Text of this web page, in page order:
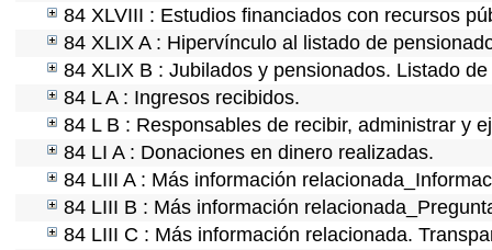
84 XLVIII : Estudios financiados con recursos
84 XLIX A : Hipervínculo al listado de
84 XLIX B : Jubilados y pensionados. Listado
84 L A : Ingresos recibidos.
84 L B : Responsables de recibir, administrar y
84 LI A : Donaciones en dinero realizadas.
84 LIII A : Más información
84 LIII B : Más información
84 LIII C : Más información relacionada.